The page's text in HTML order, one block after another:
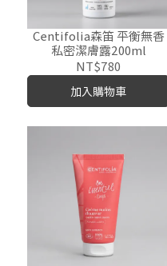
Centifolia森笛 平衡無香
私密潔膚露200ml
NT$780
加入購物車